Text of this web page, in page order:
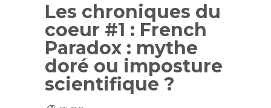
Les chroniques du
coeur #1 : French
Paradox : mythe
doré ou imposture
scientifique ?